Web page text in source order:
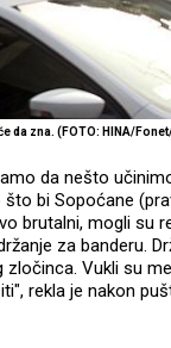
da zna. (FOTO: HINA/
da nešto
bi Sopoćane
brutalni, mogli su
za banderu.
Vukli su
rekla je nakon